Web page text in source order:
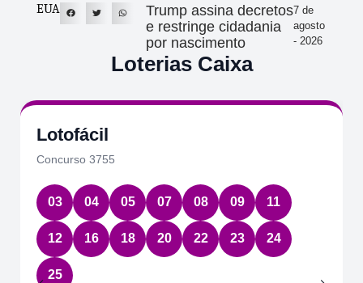
EUA
Trump assina decretos
e restringe cidadania
por nascimento
7 de
agosto
- 2026
Loterias Caixa
Lotofácil
Concurso 3755
03 04 05 07 08 09 11
12 16 18 20 22 23 24
25